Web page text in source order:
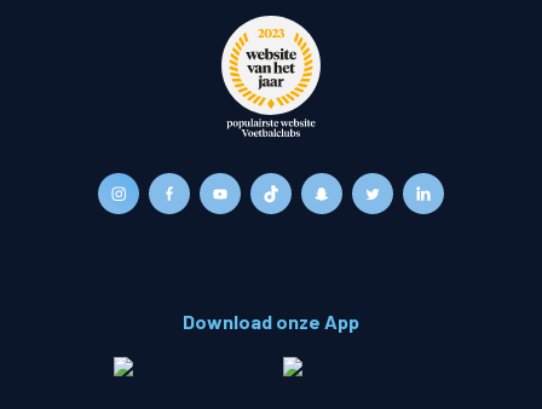
Download onze App